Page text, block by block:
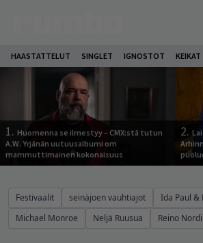
HAASTATTELUT SINGLET IGNOSTOT KEIKAT
1. Huomenna se ilmestyy – CMX:stä tutun
A.W. Yrjänän uutuusalbumi om
mammuttimainen kokonaisuus
2.
Festivaalit seinäjoen vauhtiajot
Ida Paul &
Michael Monroe
Neljä Ruusua Reino